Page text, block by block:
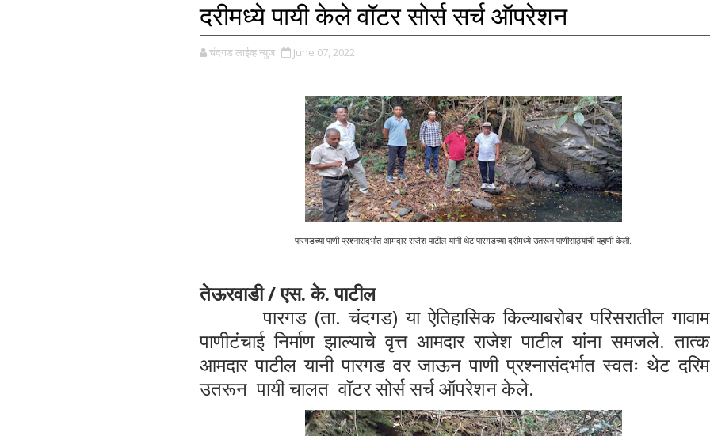
दरीमध्ये पायी केले वॉटर सोर्स सर्च ऑपरेशन
चंदगड लाईव्ह न्युज June 07, 2022
पारगडच्या पाणी प्रश्नासंदर्भात आमदार राजेश पाटील यांनी थेट पारगडच्या दरीमध्ये उतरून पाणीसाठ्यांची पहाणी केली.
तेऊरवाडी / एस. के. पाटील
पारगड (ता. चंदगड) या ऐतिहासिक किल्याबरोबर परिसरातील
पाणीटंचाई निर्माण झाल्याचे वृत्त आमदार राजेश पाटील यांना समजले.
आमदार पाटील यानी पारगड वर जाऊन पाणी प्रश्नासंदर्भात स्वतः थेट
उतरून पायी चालत वॉटर सोर्स सर्च ऑपरेशन केले.